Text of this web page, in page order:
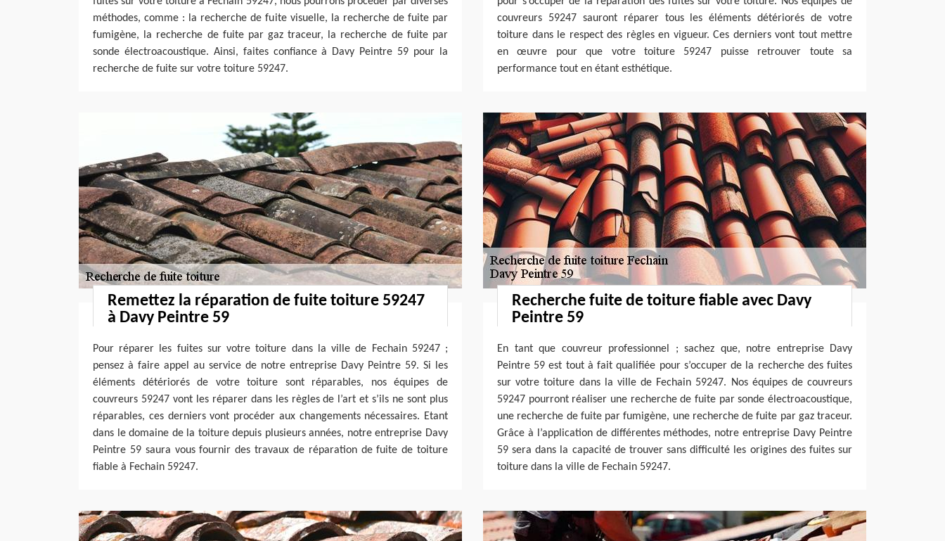
méthodes, comme : la recherche de fuite visuelle, la recherche de fuite par
fumigène, la recherche de fuite par gaz traceur, la recherche de fuite par
sonde électroacoustique. Ainsi, faites confiance à Davy Peintre 59 pour la
recherche de fuite sur votre toiture 59247.
couvreurs 59247 sauront réparer tous les éléments détériorés de votre
toiture dans le respect des règles en vigueur. Ces derniers vont tout mettre
en œuvre pour que votre toiture 59247 puisse retrouver toute sa
performance tout en étant esthétique.
Remettez la réparation de fuite toiture 59247
à Davy Peintre 59
Pour réparer les fuites sur votre toiture dans la ville de Fechain 59247 ;
pensez à faire appel au service de notre entreprise Davy Peintre 59. Si les
éléments détériorés de votre toiture sont réparables, nos équipes de
couvreurs 59247 vont les réparer dans les règles de l’art et s’ils ne sont plus
réparables, ces derniers vont procéder aux changements nécessaires. Etant
dans le domaine de la toiture depuis plusieurs années, notre entreprise Davy
Peintre 59 saura vous fournir des travaux de réparation de fuite de toiture
fiable à Fechain 59247.
Recherche fuite de toiture fiable avec Davy
Peintre 59
En tant que couvreur professionnel ; sachez que, notre entreprise Davy
Peintre 59 est tout à fait qualifiée pour s’occuper de la recherche des fuites
sur votre toiture dans la ville de Fechain 59247. Nos équipes de couvreurs
59247 pourront réaliser une recherche de fuite par sonde électroacoustique,
une recherche de fuite par fumigène, une recherche de fuite par gaz traceur.
Grâce à l’application de différentes méthodes, notre entreprise Davy Peintre
59 sera dans la capacité de trouver sans difficulté les origines des fuites sur
toiture dans la ville de Fechain 59247.